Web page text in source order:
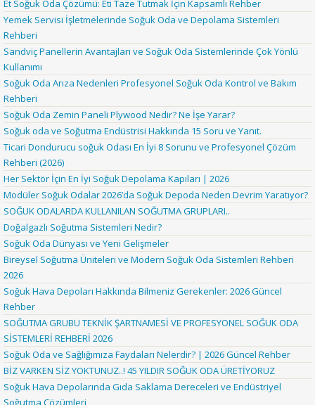
Et Soğuk Oda Çözümü: Eti Taze Tutmak İçin Kapsamlı Rehber
Yemek Servisi İşletmelerinde Soğuk Oda ve Depolama Sistemleri
Rehberi
Sandviç Panellerin Avantajları ve Soğuk Oda Sistemlerinde Çok Yönlü
Kullanımı
Soğuk Oda Arıza Nedenleri Profesyonel Soğuk Oda Kontrol ve Bakım
Rehberi
Soğuk Oda Zemin Paneli Plywood Nedir? Ne İşe Yarar?
Soğuk oda ve Soğutma Endüstrisi Hakkında 15 Soru ve Yanıt.
Ticari Dondurucu soğuk Odası En İyi 8 Sorunu ve Profesyonel Çözüm
Rehberi (2026)
Her Sektör İçin En İyi Soğuk Depolama Kapıları | 2026
Modüler Soğuk Odalar 2026’da Soğuk Depoda Neden Devrim Yaratıyor?
SOĞUK ODALARDA KULLANILAN SOĞUTMA GRUPLARI..
Doğalgazlı Soğutma Sistemleri Nedir?
Soğuk Oda Dünyası ve Yeni Gelişmeler
Bireysel Soğutma Üniteleri ve Modern Soğuk Oda Sistemleri Rehberi
2026
Soğuk Hava Depoları Hakkında Bilmeniz Gerekenler: 2026 Güncel
Rehber
SOĞUTMA GRUBU TEKNİK ŞARTNAMESİ VE PROFESYONEL SOĞUK ODA
SİSTEMLERİ REHBERİ 2026
Soğuk Oda ve Sağlığımıza Faydaları Nelerdir? | 2026 Güncel Rehber
BİZ VARKEN SİZ YOKTUNUZ..! 45 YILDIR SOĞUK ODA ÜRETİYORUZ
Soğuk Hava Depolarında Gıda Saklama Dereceleri ve Endüstriyel
Soğutma Çözümleri